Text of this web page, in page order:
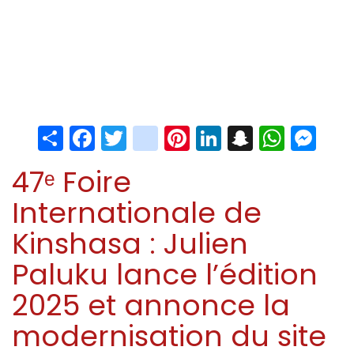
ShareFacebook
Twitter
instagram
Pinterest
LinkedIn
Snapchat
47ᵉ Foire
Internationale de
Kinshasa : Julien
Paluku lance l’édition
2025 et annonce la
modernisation du site